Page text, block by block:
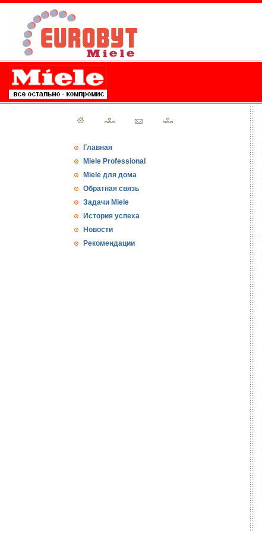
Главная
Miele Professional
Miele для дома
Обратная связь
Задачи Miele
История успеха
Новости
Рекомендации